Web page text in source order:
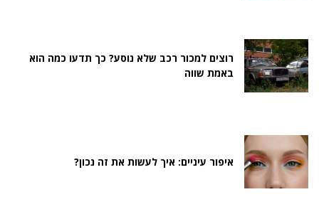
רוצים למכור רכב שלא נוסע? כך תדעו כמה הוא
באמת שווה
איפור עיניים: איך לעשות את זה נכון?